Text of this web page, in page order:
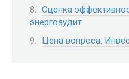
Оценка
энергоаудит
Цена вопроса: